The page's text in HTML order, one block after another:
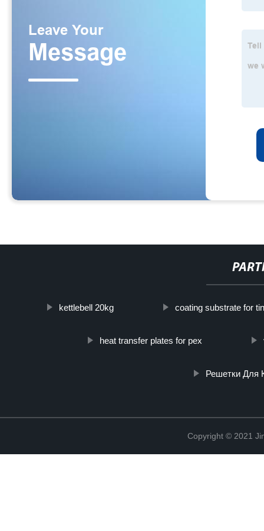
kettlebell 20kg coating substrate for
heat transfer plates for pex
Решетки Для
Copyright © 2021